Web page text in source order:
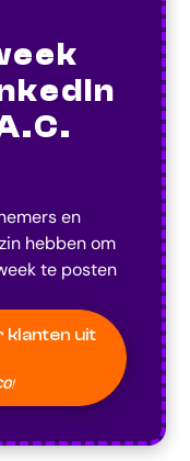
en
hebben om
te posten
klanten uit
!